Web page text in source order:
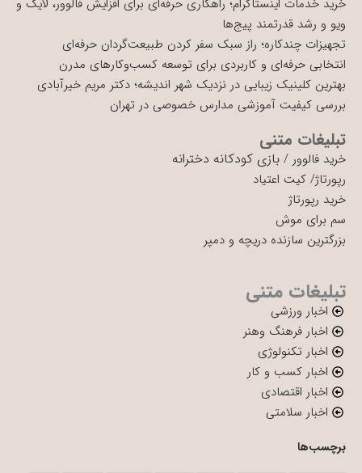
ویو و رشد قدرتمند پیج‌ها
تجهیزات چندکاره؛ راز سبک سفر کردن طبیعت‌گردان حرفه‌ای
انتخابی حرفه‌ای و کاربردی برای توسعه کسب‌وکارهای مدرن
بهترین کلینیک زیبایی در نزدیک شهر اندیشه؛ دکتر مریم خیرآبادی
بررسی کیفیت آموزشی مدارس خصوصی در تهران
تبلیغات متنی
خرید فالوور / بازی کودکانه دخترانه
رپورتاژ/ کیت اعتیاد
خرید رپورتاژ
سم برای موش
بزرگترین سازنده دریچه و دمپر
تبلیغات متنی
اخبار ورزشی
اخبار فرهنگ وهنر
اخبار تکنولوژی
اخبار کسب و کار
اخبار اقتصادی
اخبار سلامتی
برچسب‌ها